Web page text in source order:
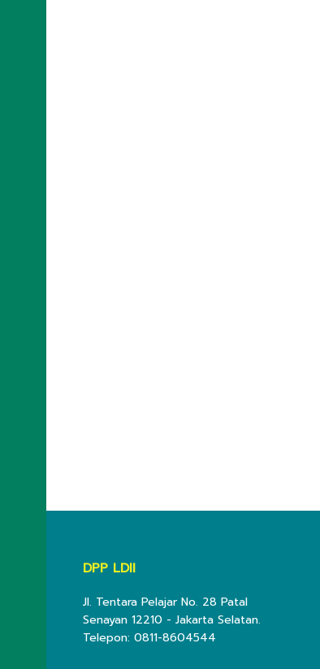
DPP LDII
Jl. Tentara Pelajar No. 28 Patal
Senayan 12210 - Jakarta Selatan.
Telepon: 0811-8604544